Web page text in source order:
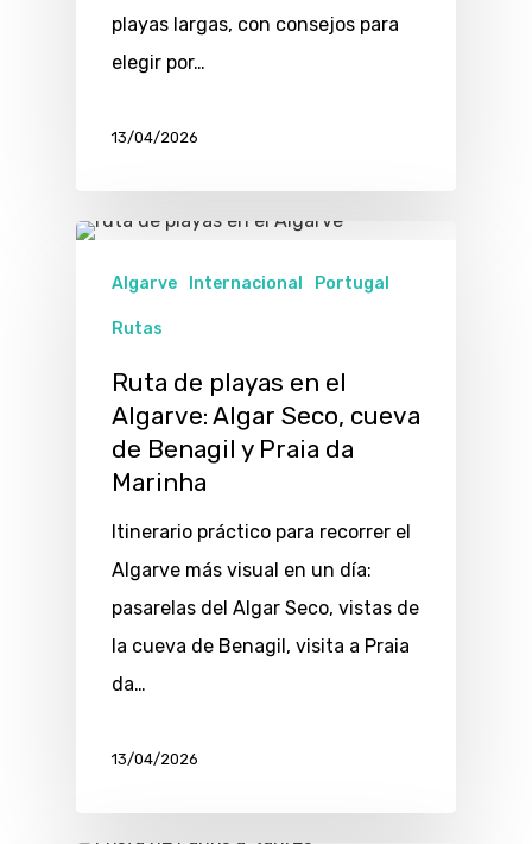
playas largas, con consejos para
elegir por…
13/04/2026
Algarve Internacional Portugal
Rutas
Ruta de playas en el
Algarve: Algar Seco, cueva
de Benagil y Praia da
Marinha
Itinerario práctico para recorrer el
Algarve más visual en un día:
pasarelas del Algar Seco, vistas de
la cueva de Benagil, visita a Praia
da…
13/04/2026